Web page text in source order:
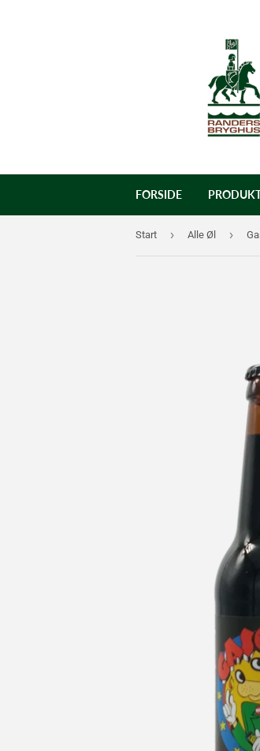
FORSIDE
Start › Alle Øl ›